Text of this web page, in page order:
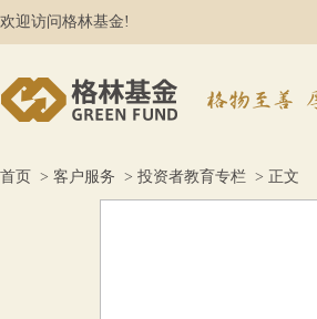
欢迎访问格林基金!
首页 > 客户服务 > 投资者教育专栏 > 正文